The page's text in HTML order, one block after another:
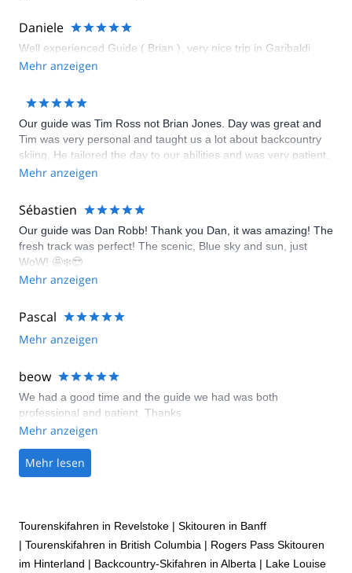
Daniele
Well experienced Guide ( Brian ), very nice trip in Garibaldi
Mehr anzeigen
Our guide was Tim Ross not Brian Jones. Day was great and
Tim was very personal and taught us a lot about backcountry
skiing. He tailored the day to our abilities and was very patient.
Great experience.
Mehr anzeigen
Sébastien
Our guide was Dan Robb! Thank you Dan, it was amazing! The
fresh track was perfect! The scenic, Blue sky and sun, just
WoW! 🤩❄️😎
Mehr anzeigen
Pascal
Mehr anzeigen
beow
We had a good time and the guide we had was both
professional and patient. Thanks
Mehr anzeigen
Mehr lesen
Tourenskifahren in Revelstoke | Skitouren in Banff
| Tourenskifahren in British Columbia | Rogers Pass Skitouren
im Hinterland | Backcountry-Skifahren in Alberta | Lake Louise